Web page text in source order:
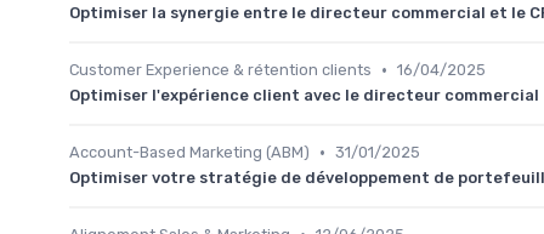
Optimiser la synergie entre le directeur commercial et le
Customer Experience & rétention clients • 16/04/2025
Optimiser l'expérience client avec le directeur commercial
Account-Based Marketing (ABM) • 31/01/2025
Optimiser votre stratégie de développement de